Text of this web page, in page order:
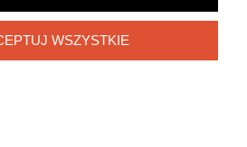
WSZYSTKIE